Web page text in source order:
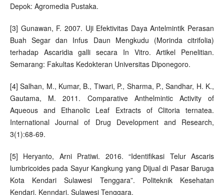
Depok: Agromedia Pustaka.
[3] Gunawan, F. 2007. Uji Efektivitas Daya Antelmintik Perasan
Buah Segar dan Infus Daun Mengkudu (Morinda citrifolia)
terhadap Ascaridia galli secara In Vitro. Artikel Penelitian.
Semarang: Fakultas Kedokteran Universitas Diponegoro.
[4] Salhan, M., Kumar, B., Tiwari, P., Sharma, P., Sandhar, H. K.,
Gautama, M. 2011. Comparative Anthelmintic Activity of
Aqueous and Ethanolic Leaf Extracts of Clitoria ternatea.
International Journal of Drug Development and Research,
3(1):68-69.
[5] Heryanto, Arni Pratiwi. 2016. “Identifikasi Telur Ascaris
lumbricoides pada Sayur Kangkung yang Dijual di Pasar Baruga
Kota Kendari Sulawesi Tenggara”. Politeknik Kesehatan
Kendari. Kenndari, Sulawesi Tenggara.